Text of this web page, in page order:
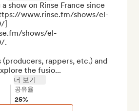
show on Rinse France since
www.rinse.fm/shows/el-
]
shows/el-
.
rappers, etc.) and
the fusio...
더 보기
공유율
25%